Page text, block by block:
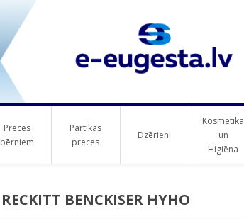
Preces
bērniem
Pārtikas
preces
Dzērieni
Kosmētika
un
Higiēna
RECKITT BENCKISER HYHO